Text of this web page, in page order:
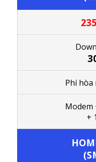
Phí hòa
Modem
+